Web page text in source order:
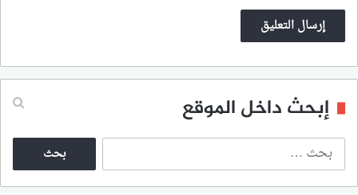
إبحث داخل الموقع